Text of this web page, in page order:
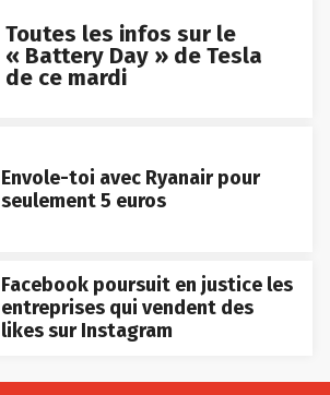
Toutes les infos sur le
« Battery Day » de Tesla
de ce mardi
Envole-toi avec Ryanair pour
seulement 5 euros
Facebook poursuit en justice les
entreprises qui vendent des
likes sur Instagram